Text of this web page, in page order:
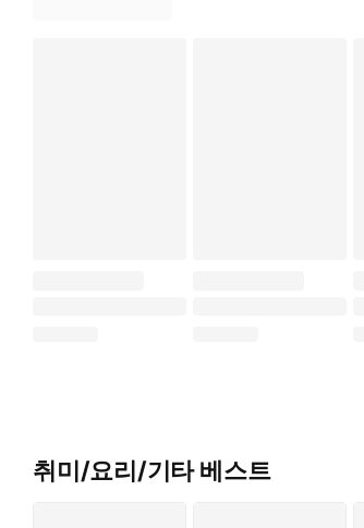
취미/요리/기타 베스트